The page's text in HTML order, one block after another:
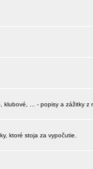
klubové, ... - popisy a zážitky z
ktoré stoja za vypočutie.